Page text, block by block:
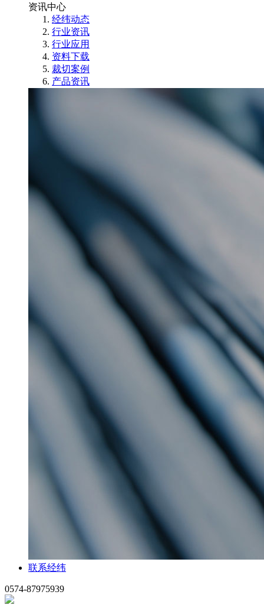
资讯中心
经纬动态
行业资讯
行业应用
资料下载
裁切案例
产品资讯
联系经纬
0574-87975939